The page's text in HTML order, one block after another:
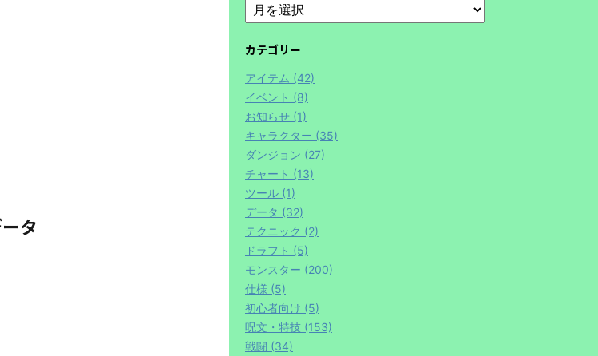
タ
カテゴリー
アイテム (42)
イベント (8)
お知らせ (1)
キャラクター (35)
ダンジョン (27)
チャート (13)
ツール (1)
データ (32)
テクニック (2)
ドラフト (5)
モンスター (200)
仕様 (5)
初心者向け (5)
呪文・特技 (153)
戦闘 (34)